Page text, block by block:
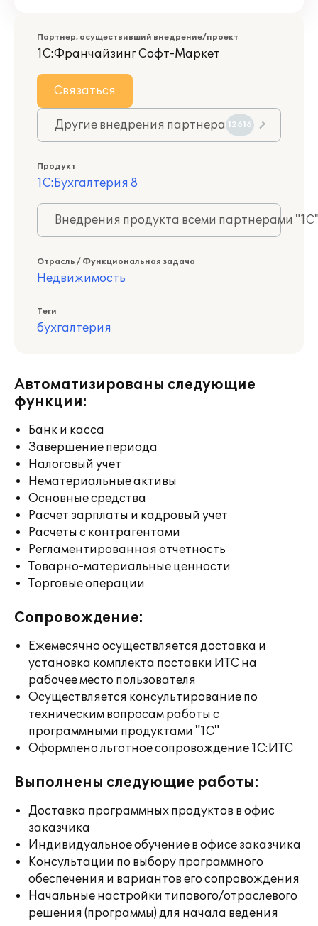
Партнер, осуществивший внедрение/проект
1С:Франчайзинг Софт-Маркет
Связаться
Другие внедрения партнера 12616
Продукт
1С:Бухгалтерия 8
Внедрения продукта всеми партнерами
Отрасль / Функциональная задача
Недвижимость
Теги
бухгалтерия
Автоматизированы следующие
функции:
Банк и касса
Завершение периода
Налоговый учет
Нематериальные активы
Основные средства
Расчет зарплаты и кадровый учет
Расчеты с контрагентами
Регламентированная отчетность
Товарно-материальные ценности
Торговые операции
Сопровождение:
Ежемесячно осуществляется доставка и
установка комплекта поставки ИТС на
рабочее место пользователя
Осуществляется консультирование по
техническим вопросам работы с
программными продуктами "1С"
Оформлено льготное сопровождение 1С:ИТС
Выполнены следующие работы:
Доставка программных продуктов в офис
заказчика
Индивидуальное обучение в офисе заказчика
Консультации по выбору программного
обеспечения и вариантов его сопровождения
Начальные настройки типового/отраслевого
решения (программы) для начала ведения